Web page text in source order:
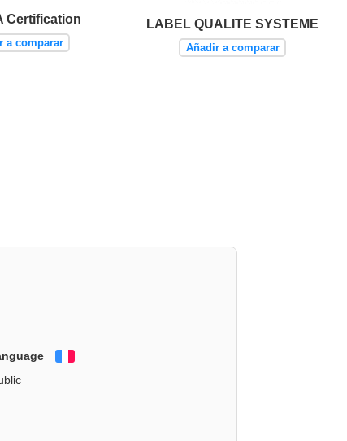
Certification
a comparar
LABEL QUALITE SYSTEME
Añadir a comparar